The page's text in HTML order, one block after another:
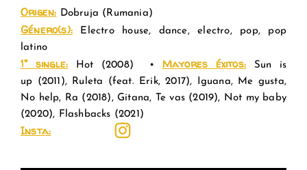
Origen: Dobruja (Rumania )
Género(s): Electro house, dance, electro, pop, pop
latino
1° single: Hot (2008) • Mayores éxitos:
Sun is
up (2011), Ruleta (feat. Erik, 2017), Iguana, Me gusta,
No help, Ra (2018), Gitana, Te vas (2019), Not my baby
(2020), Flashbacks (2021)
Insta: